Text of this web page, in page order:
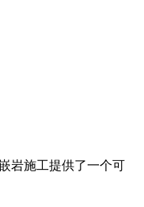
岩施工提供了一个可